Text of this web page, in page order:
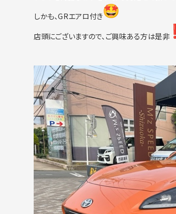
しかも、GRエアロ付き
店頭にございますので、ご興味ある方は是非